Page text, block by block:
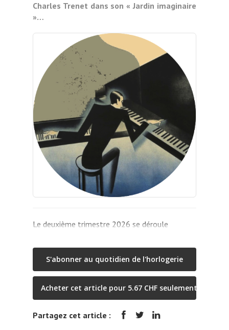
Charles Trenet dans son « Jardin imaginaire
»…
Le deuxième trimestre 2026 se déroule
S'abonner au quotidien de l'horlogerie
Acheter cet article pour 5.67 CHF seulement
Partagez cet article :